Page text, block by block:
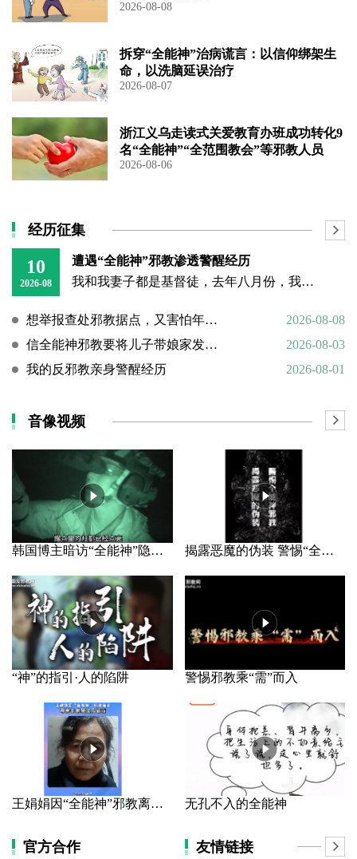
2026-08-08
拆穿“全能神”治病谎言：以信仰绑架生
命，以洗脑延误治疗
2026-08-07
浙江义乌走读式关爱教育办班成功转化9
名“全能神”“全范围教会”等邪教人员
2026-08-06
经历征集
10
2026-08
遭遇“全能神”邪教渗透警醒经历
我和我妻子都是基督徒，去年八月份，我和妻子不再在大的教堂聚会，改成在家自己聚会没多久，就遇到了邪教“全能神”的人上门渗透，还好我们及时识破、没有中招。 当时有个
想举报查处邪教据点，又害怕年迈的父母心理难以承受
2026-08-08
信全能神邪教要将儿子带娘家发展成信徒
2026-08-03
我的反邪教亲身警醒经历
2026-08-01
音像视频
韩国博主暗访“全能神”隐秘据点 揭露恶魔的伪装 警惕“全能神”邪教
“神”的指引·人的陷阱 警惕邪教乘“需”而入
王娟娟因“全能神”邪教离家 母亲长年哭泣几近盲 无孔不入的全能神
官方合作 友情链接